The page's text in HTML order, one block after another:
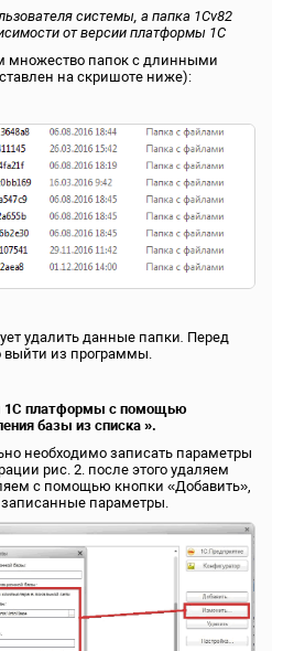
системы, а папка 1Cv82
от версии платформы 1С
множество папок с длинными
на скришоте ниже):
удалить данные папки Перед
из программы.
1С платформы с помощью
базы из списка ».
необходимо записать параметры
рис. 2. после этого удаляем
с помощью кнопки «Добавить»,
параметры.